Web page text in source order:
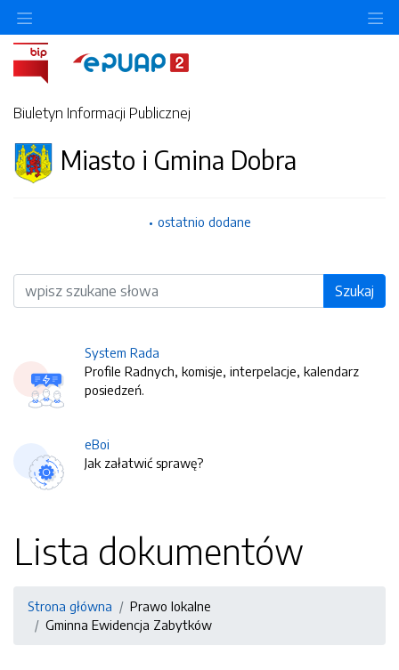
Biuletyn Informacji Publicznej
Miasto i Gmina Dobra
ostatnio dodane
Wyszukiwarka Szukaj
System Rada
Profile Radnych, komisje, interpelacje, kalendarz
posiedzeń.
eBoi
Jak załatwić sprawę?
Lista dokumentów
Strona główna
Prawo lokalne
Gminna Ewidencja Zabytków